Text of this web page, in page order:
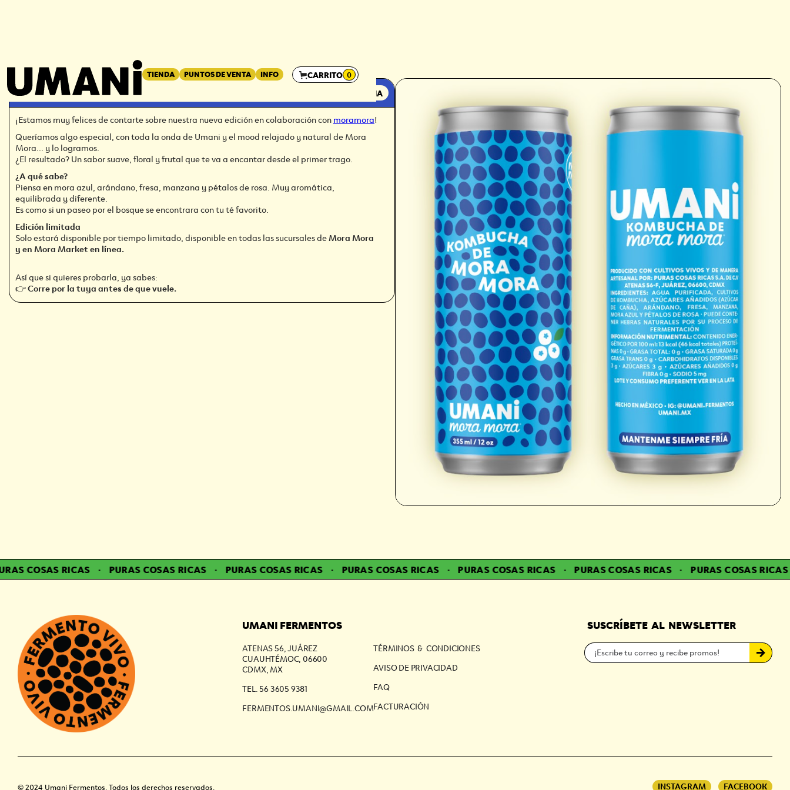
TIENDA PUNTOS DE VENTA INFO CARRITO 0
NUEVA KOMBUCHA MORA MORA NOTICIA
¡Estamos muy felices de contarte sobre nuestra nueva edición en colaboración conmoramora!
Queríamos algo especial, con toda la onda de Umani y el mood relajado y natural de Mora
Mora… y lo logramos.
¿El resultado? Un sabor suave, floral y frutal que te va a encantar desde el primer trago.
¿A qué sabe?
Piensa en mora azul, arándano, fresa, manzana y pétalos de rosa. Muy aromática,
equilibrada y diferente.
Es como si un paseo por el bosque se encontrara con tu té favorito.
Edición limitada
Solo estará disponible por tiempo limitado, disponible en todas las sucursales deMora Mora
y en Mora Market en línea.
Así que si quieres probarla, ya sabes:
👉Corre por la tuya antes de que vuele.
COSAS RICAS · PURAS COSAS RICAS · PURAS COSAS RICAS · PURAS COSAS RICAS · PURAS COSAS RICAS · PURAS COSAS RICAS · PURAS COSAS RICAS ·
UMANI FERMENTOS
ATENAS 56, JUÁREZ
CUAUHTÉMOC, 06600
CDMX, MX
TEL. 56 3605 9381
FERMENTOS.UMANI@GMAIL.COM
TÉRMINOS & CONDICIONES
AVISO DE PRIVACIDAD
FAQ
FACTURACIÓN
SUSCRÍBETE AL NEWSLETTER
© 2024 Umani Fermentos. Todos los derechos reservados. INSTAGRAM FACEBOOK